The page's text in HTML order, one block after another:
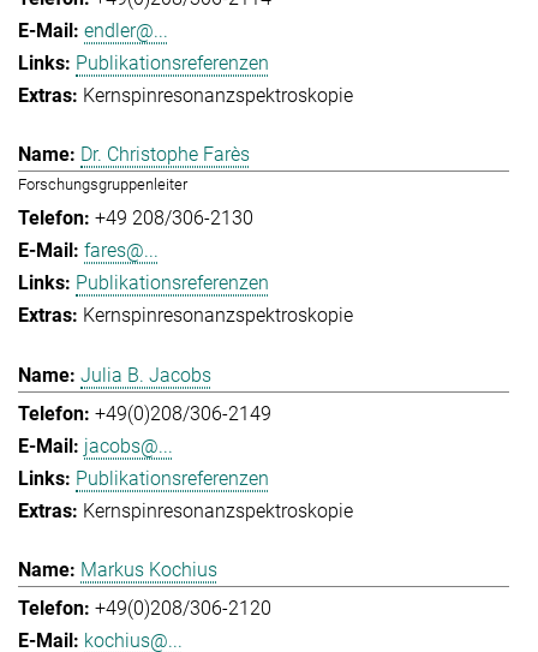
endler@...
Publikationsreferenzen
Kernspinresonanzspektroskopie
Dr. Christophe Farès
Forschungsgruppenleiter
+49 208/306-2130
fares@...
Publikationsreferenzen
Kernspinresonanzspektroskopie
Julia B. Jacobs
+49(0)208/306-2149
jacobs@...
Publikationsreferenzen
Kernspinresonanzspektroskopie
Markus Kochius
+49(0)208/306-2120
kochius@...